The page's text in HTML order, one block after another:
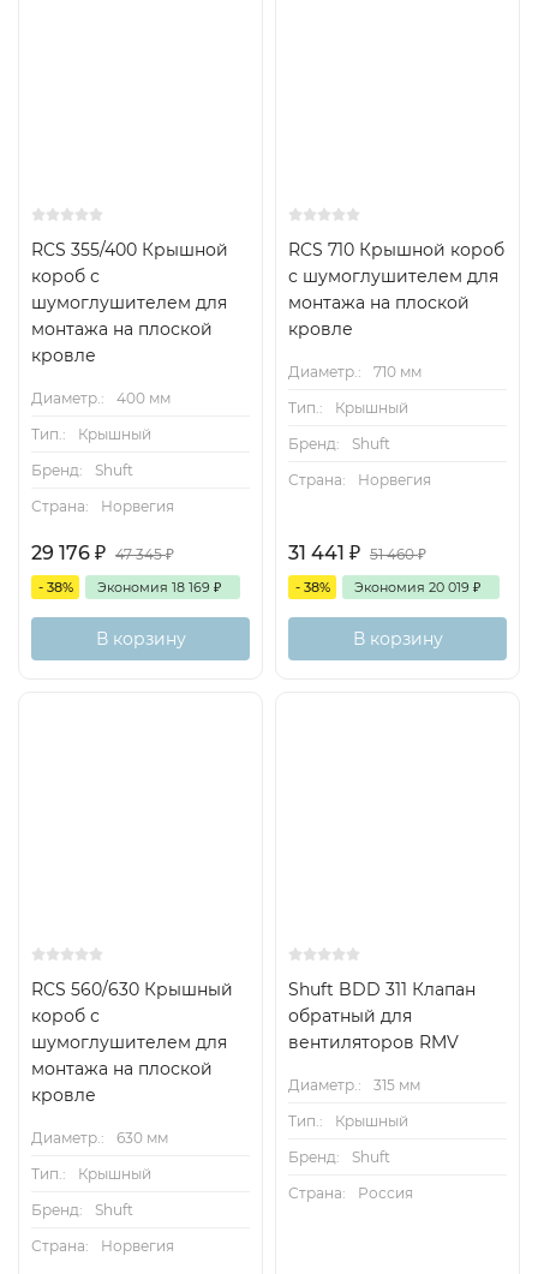
RCS 355/400 Крышной
короб с
шумоглушителем для
монтажа на плоской
кровле
Диаметр.:
400 мм
Тип.:
Крышный
Бренд:
Shuft
Страна:
Норвегия
29 176 ₽ 47 345₽
- 38% Экономия 18 169 ₽
В корзину
RCS 710 Крышной короб
с шумоглушителем для
монтажа на плоской
кровле
Диаметр.:
710 мм
Тип.:
Крышный
Бренд:
Shuft
Страна:
Норвегия
31 441 ₽ 51 460₽
- 38% Экономия 20 019 ₽
В корзину
RCS 560/630 Крышный
короб с
шумоглушителем для
монтажа на плоской
кровле
Диаметр.:
630 мм
Тип.:
Крышный
Бренд:
Shuft
Страна:
Норвегия
Shuft BDD 311 Клапан
обратный для
вентиляторов RMV
Диаметр.:
315 мм
Тип.:
Крышный
Бренд:
Shuft
Страна:
Россия